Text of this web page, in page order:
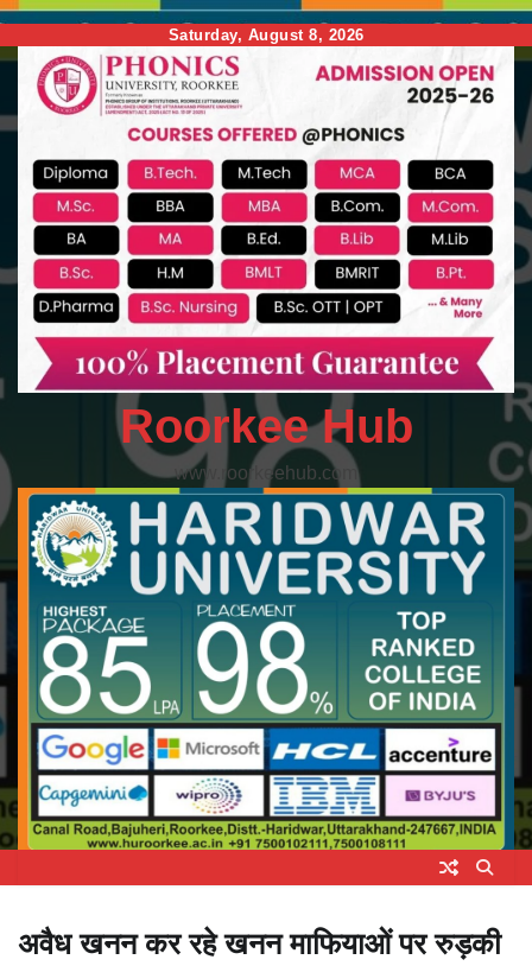
to
content
Saturday, August 8, 2026
Roorkee Hub
www.roorkeehub.com
अवैध खनन कर रहे खनन माफियाओं पर रुड़की